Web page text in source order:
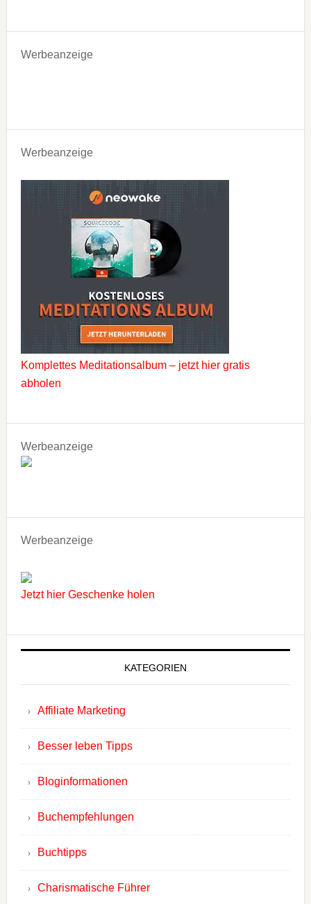
Werbeanzeige
Werbeanzeige
Komplettes Meditationsalbum – jetzt hier gratis
abholen
Werbeanzeige
Werbeanzeige
Jetzt hier Geschenke holen
KATEGORIEN
Affiliate Marketing
Besser leben Tipps
Bloginformationen
Buchempfehlungen
Buchtipps
Charismatische Führer